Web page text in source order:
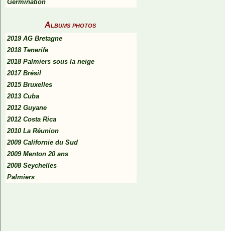
Germination
Albums photos
2019 AG Bretagne
2018 Tenerife
2018 Palmiers sous la neige
2017 Brésil
2015 Bruxelles
2013 Cuba
2012 Guyane
2012 Costa Rica
2010 La Réunion
2009 Californie du Sud
2009 Menton 20 ans
2008 Seychelles
Palmiers